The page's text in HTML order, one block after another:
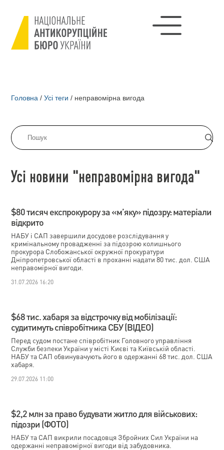
Головна / Усі теги / неправомірна вигода
Усі новини "неправомірна вигода"
$80 тисяч експрокурору за «м’яку» підозру: матеріали
відкрито
НАБУ і САП завершили досудове розслідування у
кримінальному провадженні за підозрою колишнього
прокурора Слобожанської окружної прокуратури
Дніпропетровської області в проханні надати 80 тис. дол. США
неправомірної вигоди.
31.07.2026 16:20
$68 тис. хабаря за відстрочку від мобілізації:
судитимуть співробітника СБУ (ВІДЕО)
Перед судом постане співробітник Головного управління
Служби безпеки України у місті Києві та Київській області.
НАБУ та САП обвинувачують його в одержанні 68 тис. дол. США
хабаря.
29.07.2026 11:00
$2,2 млн за право будувати житло для військових:
підозри (ФОТО)
НАБУ та САП викрили посадовця Збройних Сил України на
одержанні неправомірної вигоди від забудовника.